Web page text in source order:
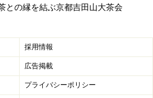
との縁を結ぶ京都吉田山大茶会
採用情報
広告掲載
プライバシーポリシー